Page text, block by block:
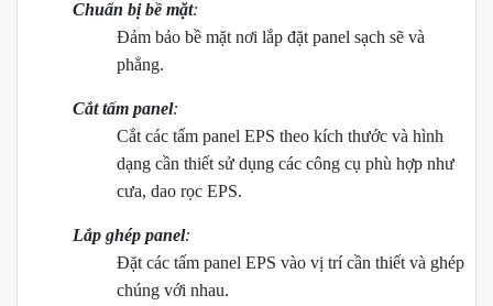
Chuẩn bị bề mặt:
Đảm bảo bề mặt nơi lắp đặt panel sạch sẽ và
phẳng.
Cắt tấm panel:
Cắt các tấm panel EPS theo kích thước và hình
dạng cần thiết sử dụng các công cụ phù hợp như
cưa, dao rọc EPS.
Lắp ghép panel:
Đặt các tấm panel EPS vào vị trí cần thiết và ghép
chúng với nhau.